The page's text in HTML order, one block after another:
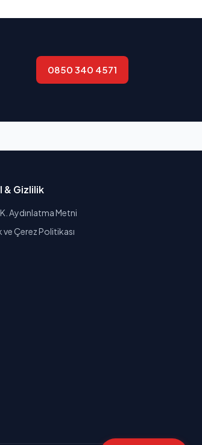
0850 340 4571
& Gizlilik
Aydınlatma Metni
ve Çerez Politikası